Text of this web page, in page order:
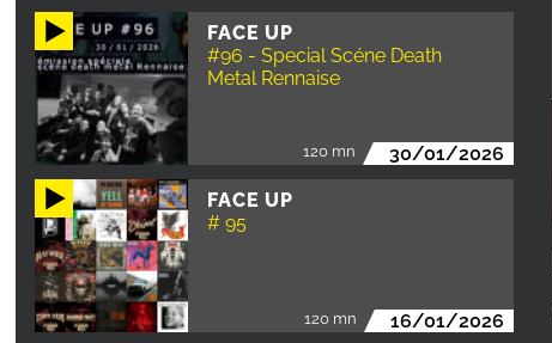
FACE UP
#96 - Special Scéne Death
Metal Rennaise
120 mn 30/01/2026
FACE UP
# 95
120 mn 16/01/2026